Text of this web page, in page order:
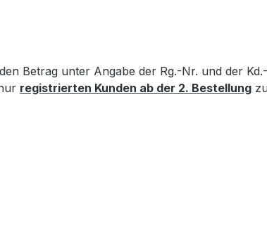
Betrag unter Angabe der Rg.-Nr. und der
registrierten Kunden ab der 2. Bestellung